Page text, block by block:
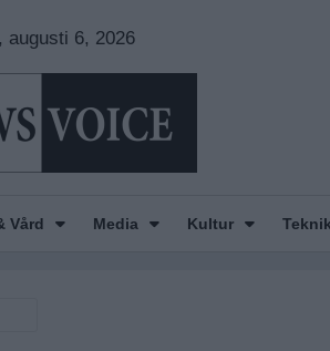
augusti 6, 2026
Vård Media Kultur Teknik